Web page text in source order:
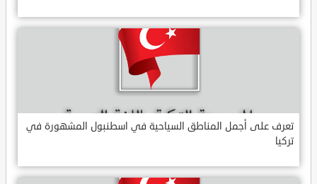
تعرف على أجمل المناطق السياحية في اسطنبول المشهورة في
تركيا